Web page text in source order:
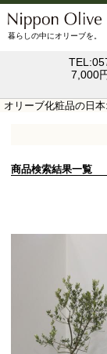
暮らしの中にオリーブを。
7,000
オリーブ化粧品の日
商品検索結果一覧